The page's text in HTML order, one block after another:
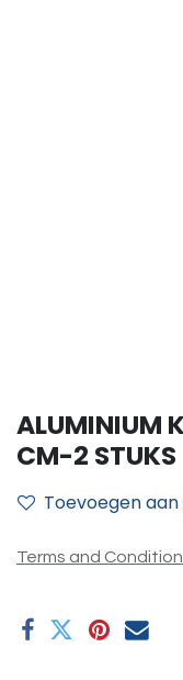
ALUMINIUM
CM-2 STUKS
Toevoegen
Terms and